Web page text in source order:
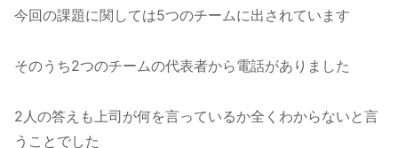
今回の課題に関しては5つのチームに出されています
そのうち2つのチームの代表者から電話がありました
2人の答えも上司が何を言っているか全くわからないと言
うことでした